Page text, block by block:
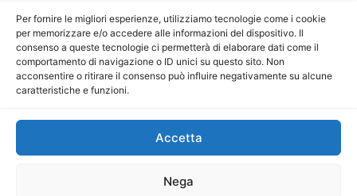
Per fornire le migliori esperienze, utilizziamo tecnologie come i cookie
per memorizzare e/o accedere alle informazioni del dispositivo. Il
consenso a queste tecnologie ci permetterà di elaborare dati come il
comportamento di navigazione o ID unici su questo sito. Non
acconsentire o ritirare il consenso può influire negativamente su alcune
caratteristiche e funzioni.
Accetta
Nega
Direttore Editoriale: Maurizio Scaglione
Direttore Responsabile: Maria Calabrese
P.IVA: 06334930820
Mercurio Comunicazione Società Cooperativa a r.l. è
iscritta al Registro degli Operatori di Comunicazione al